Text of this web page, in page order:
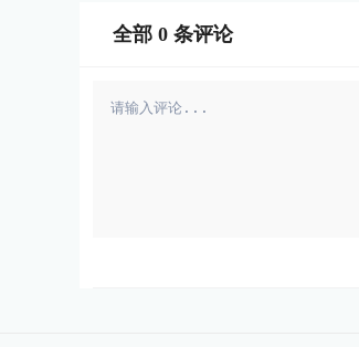
全部 0 条评论